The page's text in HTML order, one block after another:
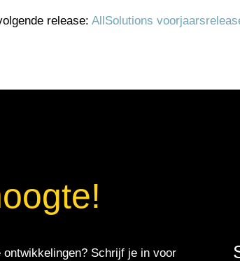
release:AllSolutions
Schrijf je in voor